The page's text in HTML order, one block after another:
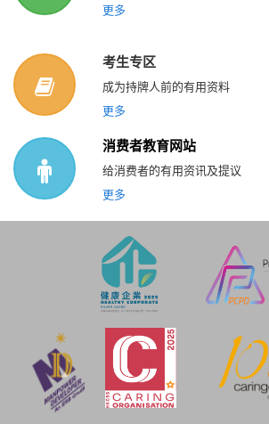
更多
考生专区
成为持牌人前的有用资料
更多
消费者教育网站
给消费者的有用资讯及提议
更多